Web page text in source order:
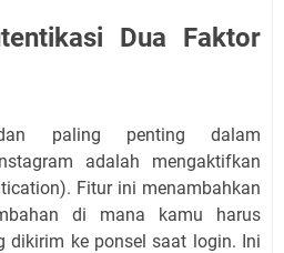
Dua Faktor
paling penting dalam
adalah mengaktifkan
Fitur ini menambahkan
di mana kamu harus
dikirim ke ponsel saat login. Ini